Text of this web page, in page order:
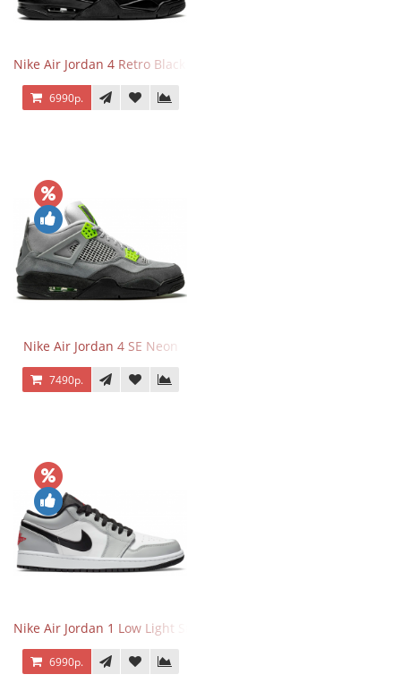
Nike Air Jordan 4 Retro Black Cat
6990р.
Nike Air Jordan 4 SE Neon
7490р.
Nike Air Jordan 1 Low Light Smoke Grey
6990р.